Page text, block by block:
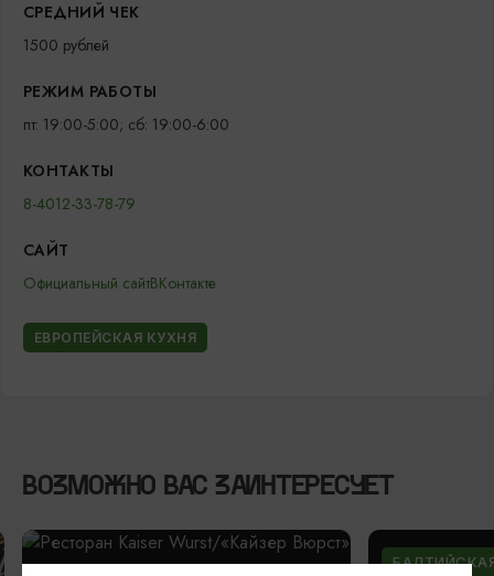
СРЕДНИЙ ЧЕК
1500 рублей
РЕЖИМ РАБОТЫ
пт: 19:00-5:00; cб: 19:00-6:00
КОНТАКТЫ
8-4012-33-78-79
САЙТ
Официальный сайтВКонтакте
ЕВРОПЕЙСКАЯ КУХНЯ
ВОЗМОЖНО ВАС ЗАИНТЕРЕСУЕТ